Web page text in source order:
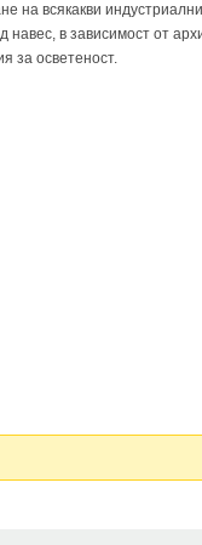
на всякакви
в зависимост от
за осветеност.